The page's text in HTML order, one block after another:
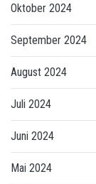
Oktober 2024
September 2024
August 2024
Juli 2024
Juni 2024
Mai 2024